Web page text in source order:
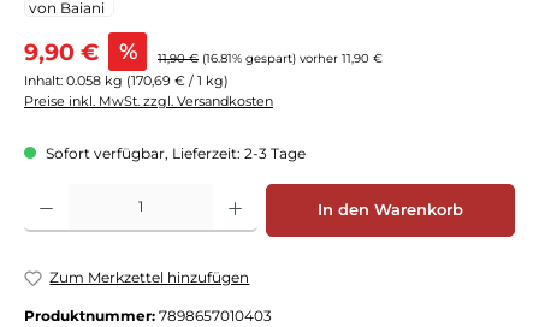
Verkaufspreis:
9,90 € % Regulärer Preis:
11,90 € (16.81% gespart) vorher 11,90 €
Inhalt: 0.058 kg (170,69 € / 1 kg)
Preise inkl. MwSt. zzgl. Versandkosten
Sofort verfügbar, Lieferzeit: 2-3 Tage
Produkt Anzahl: Gib den gewünschten Wert ein oder benutze die
In den Warenkorb
Zum Merkzettel hinzufügen
Produktnummer: 7898657010403